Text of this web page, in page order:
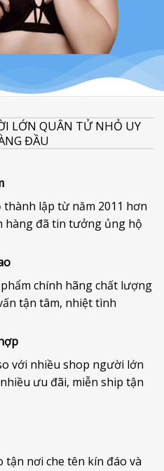
LỚN QUÂN TỬ NHỎ UY
ĐẦU
lập từ năm 2011 hơn
hàng đã tin tưởng ủng hộ
chính hãng chất lượng
tận tâm, nhiệt tình
với nhiều shop người lớn
ưu đãi, miễn ship tận
nơi che tên kín đáo và